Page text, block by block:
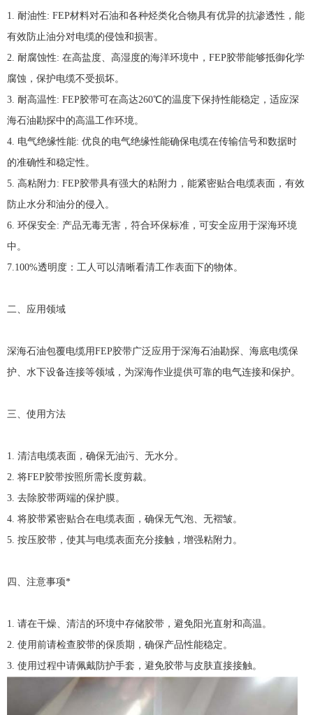
1. 耐油性: FEP材料对石油和各种烃类化合物具有优异的抗渗透性，能
有效防止油分对电缆的侵蚀和损害。
2. 耐腐蚀性: 在高盐度、高湿度的海洋环境中， FEP胶带能够抵御化学
腐蚀，保护电缆不受损坏。
3. 耐高温性: FEP胶带可在高达260℃的温度下保持性能稳定，适应深
海石油勘探中的高温工作环境。
4. 电气绝缘性能: 优良的电气绝缘性能确保电缆在传输信号和数据时
的准确性和稳定性。
5. 高粘附力 : FEP胶带具有强大的粘附力，能紧密贴合电缆表面，有效
防止水分和油分的侵入。
6. 环保安全: 产品无毒无害，符合环保标准，可安全应用于深海环境
中。
7.100%透明度：工人可以清晰看清工作表面下的物体。
二、应用领域
深海石油包覆电缆用FEP胶带广泛应用于深海石油勘探、海底电缆保
护、水下设备连接等领域，为深海作业提供可靠的电气连接和保护。
三、使用方法
1. 清洁电缆表面，确保无油污、无水分。
2. 将FEP胶带按照所需长度剪裁。
3. 去除胶带两端的保护膜。
4. 将胶带紧密贴合在电缆表面，确保无气泡、无褶皱。
5. 按压胶带，使其与电缆表面充分接触，增强粘附力。
四、注意事项*
1. 请在干燥、清洁的环境中存储胶带，避免阳光直射和高温。
2. 使用前请检查胶带的保质期，确保产品性能稳定。
3. 使用过程中请佩戴防护手套，避免胶带与皮肤直接接触。